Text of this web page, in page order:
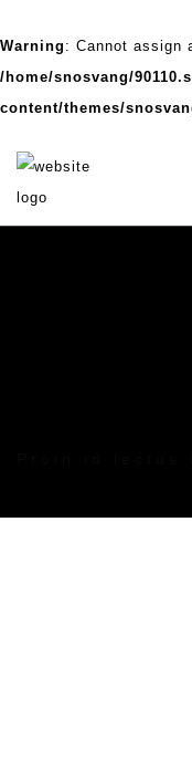
Warning : Cannot assign
/home/snosvang/
content/themes/